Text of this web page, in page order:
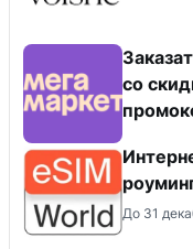
со скидкой 15%
До 31